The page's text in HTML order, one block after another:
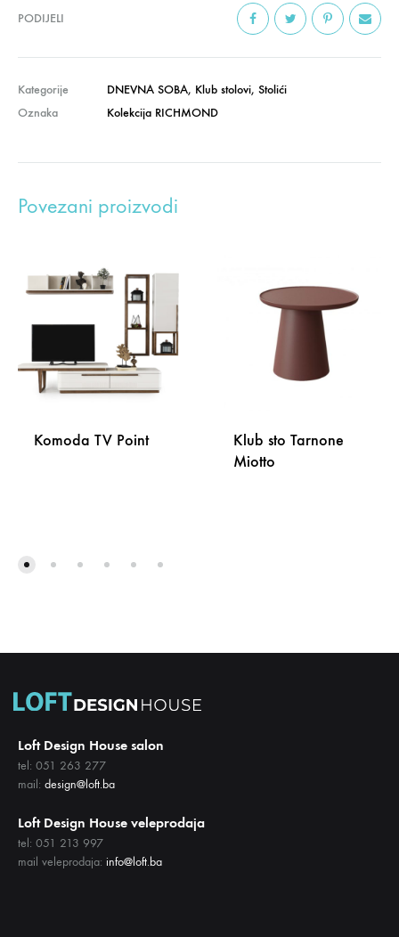
PODIJELI
Kategorije DNEVNA SOBA, Klub stolovi, Stolići
Oznaka
Kolekcija RICHMOND
Povezani proizvodi
Komoda TV Point
Klub sto Tarnone
Miotto
Loft Design House salon
tel: 051 263 277
mail: design@loft.ba
Loft Design House veleprodaja
tel: 051 213 997
mail veleprodaja: info@loft.ba